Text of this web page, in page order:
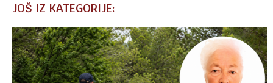
JOŠ IZ KATEGORIJE: